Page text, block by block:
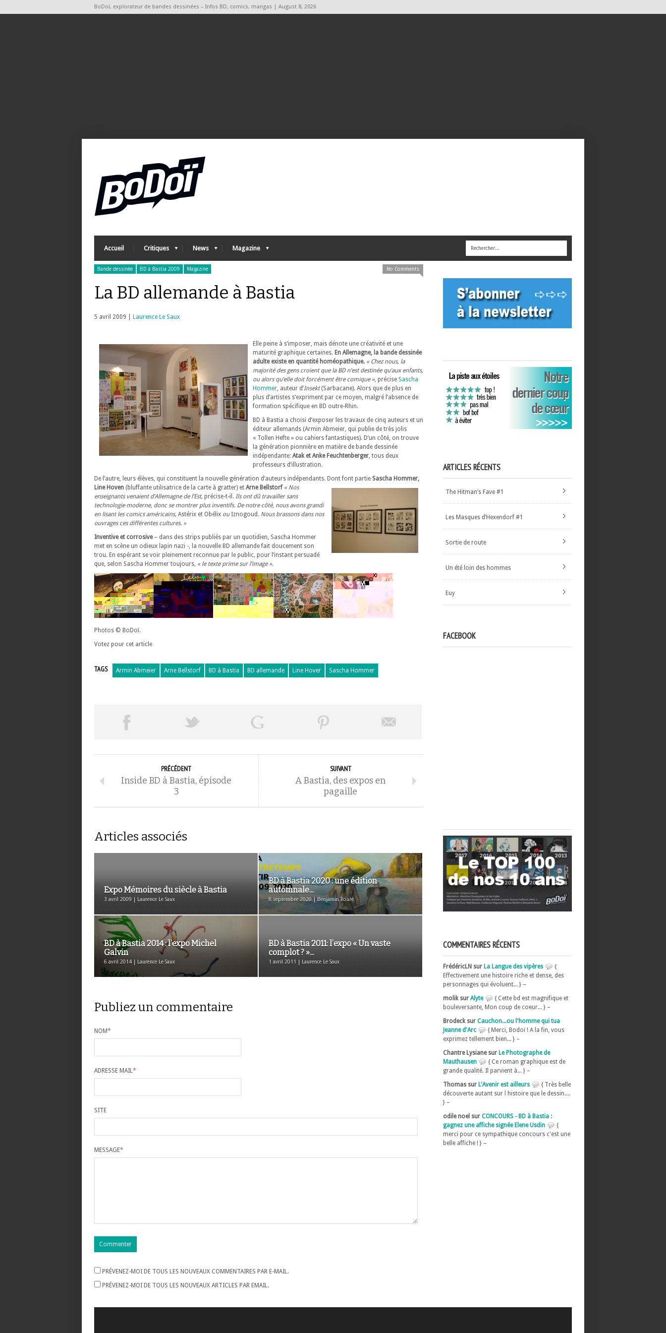
BoDoï, explorateur de bandes dessinées – Infos BD, comics, mangas | August 8, 2026
Accueil Critiques News Magazine
Bande dessinée BD à Bastia 2009 Magazine No Comments
La BD allemande à Bastia
5 avril 2009 | Laurence Le Saux
Elle peine à s’imposer, mais dénote une créativité et une
maturité graphique certaines. En Allemagne, la bande dessinée
adulte existe en quantité homéopathique. « Chez nous, la
majorité des gens croient que la BD n’est destinée qu’aux enfants,
ou alors qu’elle doit forcément être comique », précise Sascha
Hommer, auteur d’Insekt(Sarbacane). Alors que de plus en
plus d’artistes s’expriment par ce moyen, malgré l’absence de
formation spécifique en BD outre-Rhin.
BD à Bastia a choisi d’exposer les travaux de cinq auteurs et un
éditeur allemands (Armin Abmeier, qui publie de très jolis
« Tollen Hefte » ou cahiers fantastiques). D’un côté, on trouve
la génération pionnière en matière de bande dessinée
indépendante: Atak et Anke Feuchtenberger, tous deux
professeurs d’illustration.
De l’autre, leurs élèves, qui constituent la nouvelle génération d’auteurs indépendants. Dont font partie Sascha Hommer,
Line Hoven (bluffante utilisatrice de la carte à gratter) et Arne Bellstorf « Nos
enseignants venaient d’Allemagne de l’Est, précise-t-il. Ils ont dû travailler sans
technologie moderne, donc se montrer plus inventifs. De notre côté, nous avons grandi
en lisant les comics américains, Astérix et Obélix ou Iznogoud . Nous brassons dans nos
ouvrages ces différentes cultures. »
Inventive et corrosive– dans des strips publiés par un quotidien, Sascha Hommer
met en scène un odieux lapin nazi -, la nouvelle BD allemande fait doucement son
trou. En espérant se voir pleinement reconnue par le public, pour l’instant persuadé
que, selon Sascha Hommer toujours, « le texte prime sur l’image ».
Photos © BoDoï.
Votez pour cet article
TAGS Armin Abmeier Arne Bellstorf BD à Bastia BD allemande Line Hover Sascha Hommer
PRÉCÉDENT
Inside BD à Bastia, épisode
3
SUIVANT
A Bastia, des expos en
pagaille
Articles associés
Expo Mémoires du siècle à Bastia
3 avril 2009 | Laurence Le Saux
BD à Bastia 2020 : une édition
automnale...
8 septembre 2020 | Benjamin Roure
BD à Bastia 2014 : l’expo Michel
Galvin
6 avril 2014 | Laurence Le Saux
BD à Bastia 2011: l’expo « Un vaste
complot ? »...
1 avril 2011 | Laurence Le Saux
Publiez un commentaire
NOM*
ADRESSE MAIL*
SITE
MESSAGE*
PRÉVENEZ-MOI DE TOUS LES NOUVEAUX COMMENTAIRES PAR E-MAIL.
PRÉVENEZ-MOI DE TOUS LES NOUVEAUX ARTICLES PAR EMAIL.
ARTICLES RÉCENTS
The Hitman’s Fave #1
Les Masques d’Hexendorf #1
Sortie de route
Un été loin des hommes
Euy
FACEBOOK
COMMENTAIRES RÉCENTS
FrédéricLN sur La Langue des vipères
{
Effectivement une histoire riche et dense, des
personnages qui évoluent... } –
molik sur Alyte
{ Cette bd est magnifique et
bouleversante, Mon coup de coeur... } –
Brodeck sur Cauchon...ou l'homme qui tua
Jeanne d'Arc
{ Merci, Bodoï ! A la fin, vous
exprimez tellement bien... } –
Chantre Lysiane sur Le Photographe de
Mauthausen
{ Ce roman graphique est de
grande qualité. Il parvient à... } –
Thomas sur L'Avenir est ailleurs
{ Très belle
découverte autant sur l histoire que le dessin....
} –
odile noel sur CONCOURS - BD à Bastia :
gagnez une affiche signée Elene Usdin
{
merci pour ce sympathique concours c'est une
belle affiche ! } –